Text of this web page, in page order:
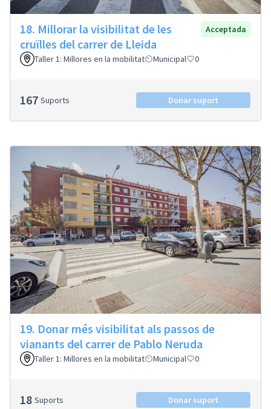
18. Millorar la visibilitat de les
cruïlles del carrer de Lleida
Acceptada
Taller 1: Millores en la mobilitat Municipal 0
167 Suports Donar suport
19. Donar més visibilitat als passos de
vianants del carrer de Pablo Neruda
Taller 1: Millores en la mobilitat Municipal 0
18 Suports Donar suport